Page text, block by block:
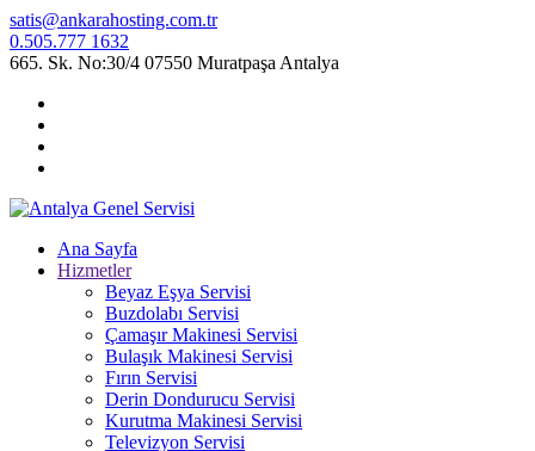
satis@ankarahosting.com.tr
0.505.777 1632
665. Sk. No:30/4 07550 Muratpaşa Antalya
Ana Sayfa
Hizmetler
Beyaz Eşya Servisi
Buzdolabı Servisi
Çamaşır Makinesi Servisi
Bulaşık Makinesi Servisi
Fırın Servisi
Derin Dondurucu Servisi
Kurutma Makinesi Servisi
Televizyon Servisi